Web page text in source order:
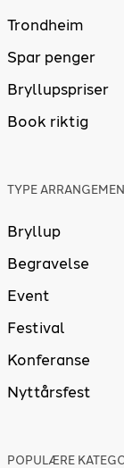
Trondheim
Spar penger
Bryllupspriser
Book riktig
TYPE
Bryllup
Begravelse
Event
Festival
Konferanse
Nyttårsfest
POPULÆRE